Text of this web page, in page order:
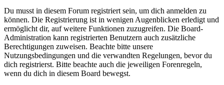
Du musst in diesem Forum registriert sein, um dich anmelden zu
können. Die Registrierung ist in wenigen Augenblicken erledigt und
ermöglicht dir, auf weitere Funktionen zuzugreifen. Die Board-
Administration kann registrierten Benutzern auch zusätzliche
Berechtigungen zuweisen. Beachte bitte unsere
Nutzungsbedingungen und die verwandten Regelungen, bevor du
dich registrierst. Bitte beachte auch die jeweiligen Forenregeln,
wenn du dich in diesem Board bewegst.